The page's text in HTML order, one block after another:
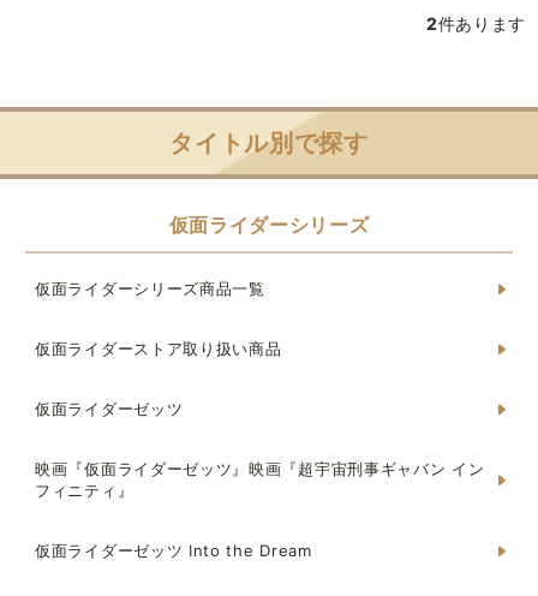
2件あります
タイトル別で探す
仮面ライダーシリーズ
仮面ライダーシリーズ商品一覧
仮面ライダーストア取り扱い商品
仮面ライダーゼッツ
映画『仮面ライダーゼッツ』映画『超宇宙刑事ギャバン イン
フィニティ』
仮面ライダーゼッツ Into the Dream